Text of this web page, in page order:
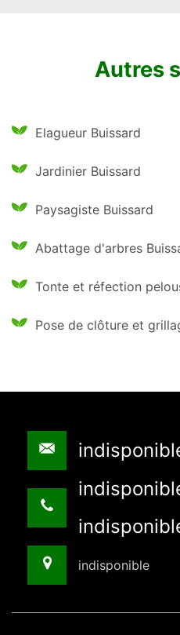
Autres
Elagueur Buissard
Jardinier Buissard
Paysagiste Buissard
Abattage d'arbres
Tonte et réfection
Pose de
indisponible